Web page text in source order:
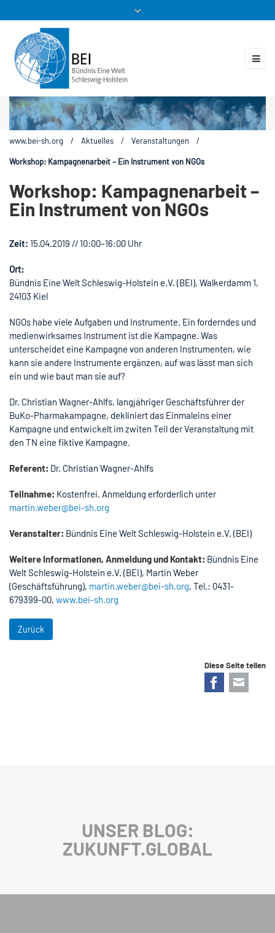
Mitglieder
www.bei-sh.org / Aktuelles / Veranstaltungen /
Workshop: Kampagnenarbeit – Ein Instrument von NGOs
Workshop: Kampagnenarbeit –
Ein Instrument von NGOs
Zeit: 15.04.2019 // 10:00–16:00 Uhr
Ort:
Bündnis Eine Welt Schleswig-Holstein e.V. (BEI), Walkerdamm 1,
24103 Kiel
NGOs habe viele Aufgaben und Instrumente. Ein forderndes und
medienwirksames Instrument ist die Kampagne. Was
unterscheidet eine Kampagne von anderen Instrumenten, wie
kann sie andere Instrumente ergänzen, auf was lässt man sich
ein und wie baut man sie auf?
Dr. Christian Wagner-Ahlfs, langjähriger Geschäftsführer der
BuKo-Pharmakampagne, dekliniert das Einmaleins einer
Kampagne und entwickelt im zwiten Teil der Veranstaltung mit
den TN eine fiktive Kampagne.
Referent: Dr. Christian Wagner-Ahlfs
Teilnahme: Kostenfrei. Anmeldung erforderlich unter
martin.weber@bei-sh.org
Veranstalter: Bündnis Eine Welt Schleswig-Holstein e.V. (BEI)
Weitere Informationen, Anmeldung und Kontakt: Bündnis Eine
Welt Schleswig-Holstein e.V. (BEI), Martin Weber
(Geschäftsführung), martin.weber@bei-sh.org, Tel.: 0431-
679399-00, www.bei-sh.org
Zurück
Diese Seite teilen
Facebook
UNSER BLOG:
ZUKUNFT.GLOBAL